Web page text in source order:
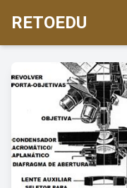
RETOEDU